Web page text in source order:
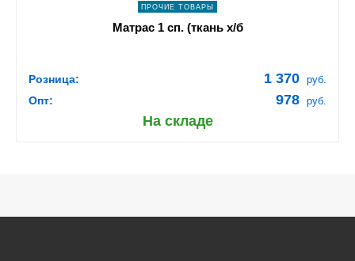
ПРОЧИЕ ТОВАРЫ
Матрас 1 сп. (ткань х/б
Розница: 1 370 руб.
Опт: 978 руб.
На складе